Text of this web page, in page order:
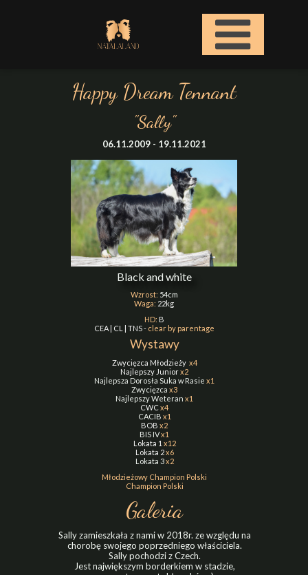
"Sally"
Happy Dream Tennant
Galeria
Sally zamieszkała z nami w 2018r. ze względu na
chorobę swojego poprzedniego właściciela.
Sally pochodzi z Czech.
Jest największym borderkiem w stadzie,
Wystawy
Zwycięzca Młodzieży x4
Najlepszy Juniorx2
Najlepsza Dorosła Suka w Rasie x1
Zwycięzca x3
Najlepszy Weteran x1
CWCx4
CACIB x1
BOB x2
BIS IVx1
Lokata 1 x12
Lokata 2x6
Lokata 3x2
Młodzieżowy Champion Polski
Champion Polski
Black and white
Wzrost: 54cm
Waga: 22kg
HD: B
CEA | CL | TNS - clear by parentage
06.11.2009 - 19.11.2021